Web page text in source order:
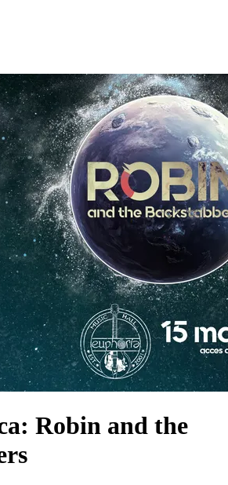
Robin and the